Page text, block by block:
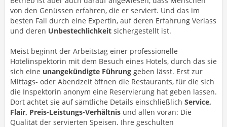
von den Genüssen erfahren, die er serviert. Und das im
besten Fall durch eine Expertin, auf deren Erfahrung Verlass
und deren Unbestechlichkeit sichergestellt ist.
Meist beginnt der Arbeitstag einer professionelle
Hotelinspektorin mit dem Besuch eines Hotels, durch das sie
sich eine unangekündigte Führung geben lässt. Erst zur
Mittags- oder Abendzeit öffnen die Restaurants, für die sich
die Inspektorin anonym eine Reservierung hat geben lassen.
Dort achtet sie auf sämtliche Details einschließlich Service,
Flair, Preis-Leistungs-Verhältnis und allen voran: Die
Qualität der servierten Speisen. Ihre geschulten